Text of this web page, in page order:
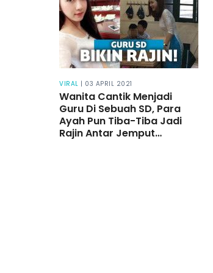
VIRAL | 03 APRIL 2021
Wanita Cantik Menjadi
Guru Di Sebuah SD, Para
Ayah Pun Tiba-Tiba Jadi
Rajin Antar Jemput